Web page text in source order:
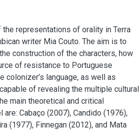
representations of orality in Terra
writer Mia Couto. The aim is to
construction of the characters, how
of resistance to Portuguese
language, as well as
of revealing the multiple cultural
main theoretical and critical
Cabaço (2007), Candido (1976),
(1977), Finnegan (2012), and Mata